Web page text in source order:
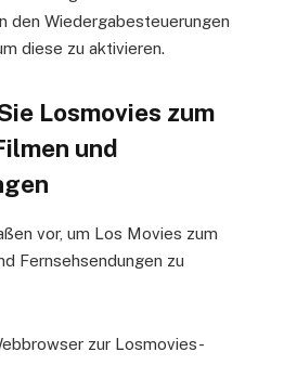
den Wiedergabesteuerungen
diese zu aktivieren.
Losmovies zum
und
vor, um Los Movies zum
Fernsehsendungen zu
zur Losmovies-